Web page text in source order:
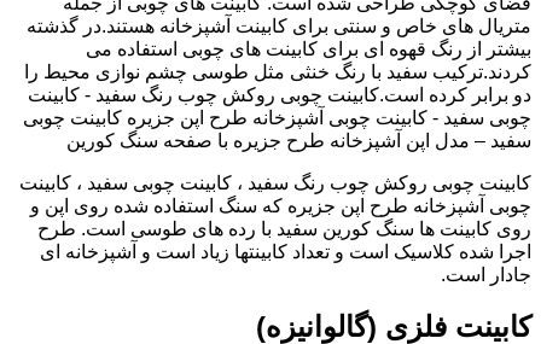
متریال های خاص و سنتی برای کابینت آشپزخانه هستند.در گذشته
بیشتر از رنگ قهوه ای برای کابینت های چوبی استفاده می
کردند.ترکیب سفید با رنگ خنثی مثل طوسی چشم نوازی محیط را
دو برابر کرده است.کابینت چوبی روکش چوب رنگ سفید - کابینت
چوبی سفید - کابینت چوبی آشپزخانه طرح اپن جزیره کابینت چوبی
سفید – مدل اپن آشپزخانه طرح جزیره با صفحه سنگ کورین
کابینت چوبی روکش چوب رنگ سفید ، کابینت چوبی سفید ، کابینت
چوبی آشپزخانه طرح اپن جزیره که سنگ استفاده شده روی اپن و
روی کابینت ها سنگ کورین سفید با رده های طوسی است. طرح
اجرا شده کلاسیک است و تعداد کابینتها زیاد است و آشپزخانه ای
جادار است.
کابینت فلزی (گالوانیزه)